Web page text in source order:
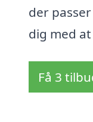
der
dig med
Få 3